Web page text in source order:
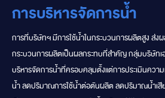
การบริหารจัดการน้ำ
การที่บริษัทฯ มีการใช้น้ำในกระบวนการผลิตสูง ส่ง
กระบวนการผลิตเป็นผลกระทบที่สำคัญ กลุ่มบริษัทเอ
บริหารจัดการน้ำที่ครอบคลุมตั้งแต่การประเมินคว
น้ำ ลดปริมาณการใช้น้ำต่อตันผลิต ลดปริมาณน้ำเสี